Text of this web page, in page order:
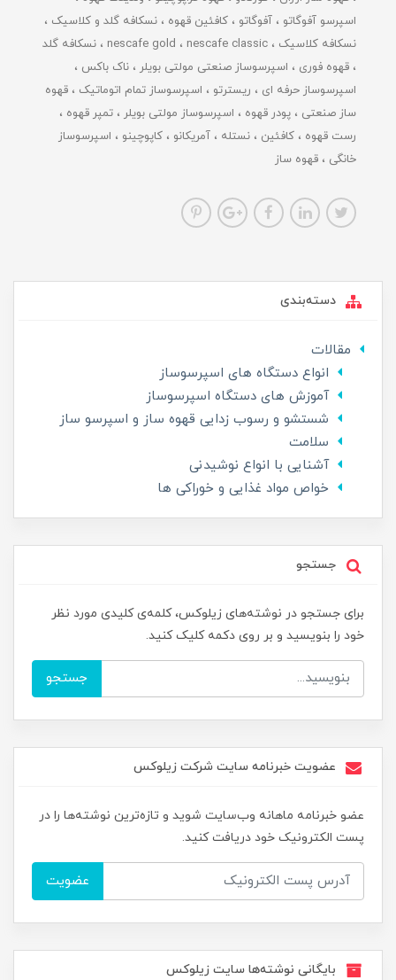
اسپرسو آفوگاتو
آفوگاتو کافئین قهوه
نسکافه گلد و کلاسیک
نسکافه کلاسیک
nescafe gold nescafe classic
نسکافه گلد
قهوه فوری
اسپرسوساز صنعتی مولتی بویلر
ناک باکس
اسپرسوساز حرفه ای
ریسترتو اسپرسوساز تمام اتوماتیک
قهوه
ساز صنعتی
پودر قهوه اسپرسوساز مولتی بویلر
تمپر قهوه
رست قهوه
کافئین نستله آمریکانو کاپوچینو
اسپرسوساز
خانگی
قهوه ساز
دسته‌بندی
مقالات
انواع دستگاه های اسپرسوساز
آموزش های دستگاه اسپرسوساز
شستشو و رسوب زدایی قهوه ساز و اسپرسو ساز
سلامت
آشنایی با انواع نوشیدنی
خواص مواد غذایی و خوراکی ها
جستجو
برای جستجو در نوشته‌های زیلوکس، کلمه‌ی کلیدی مورد نظر
خود را بنویسید و بر روی دکمه کلیک کنید.
جستجو
عضویت خبرنامه سایت شرکت زیلوکس
عضو خبرنامه ماهانه وب‌سایت شوید و تازه‌ترین نوشته‌ها را در
پست الکترونیک خود دریافت کنید.
عضویت
بایگانی نوشته‌ها سایت زیلوکس